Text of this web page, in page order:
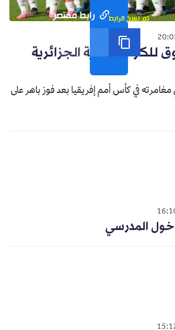
رابط مختصر تم نسخ الرابط
للكرة النسوية الجزائرية
في كأس أمم إفريقيا بعد فوز باهر على
المدرسي